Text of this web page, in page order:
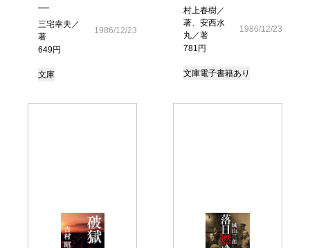
―
三宅幸夫／
著
649円
1986/12/23
文庫
村上春樹／
著、安西水
丸／著
781円
1986/12/23
文庫電子書籍あり